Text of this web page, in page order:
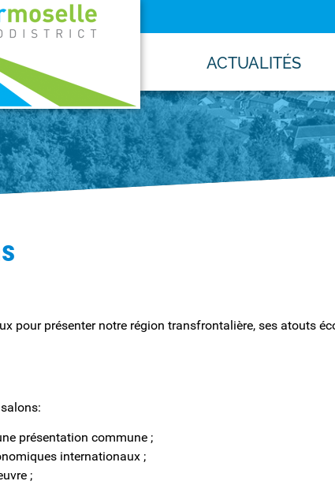
ACTUALITÉS
pour présenter notre région transfrontalière, ses atouts
présentation commune ;
internationaux ;
;